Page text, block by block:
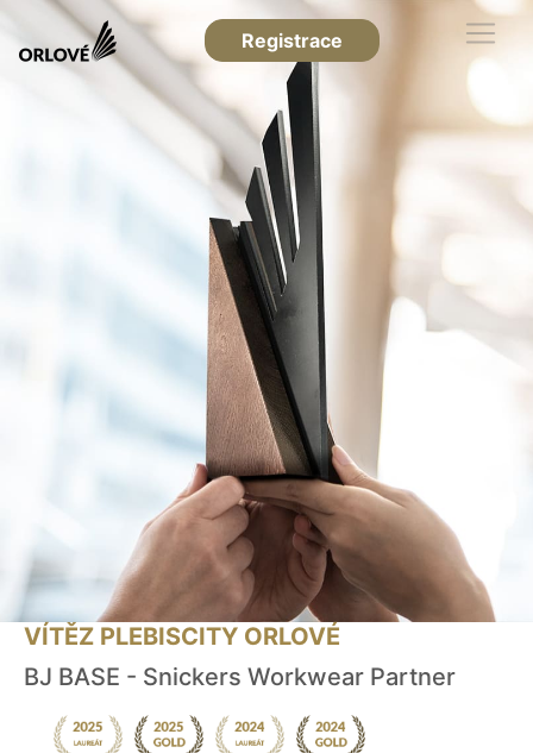
Registrace
VÍTĚZ PLEBISCITY ORLOVÉ
BJ BASE - Snickers Workwear Partner